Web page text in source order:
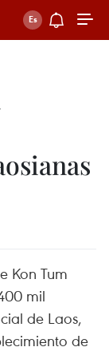
Kon Tum
mil
de Laos,
de